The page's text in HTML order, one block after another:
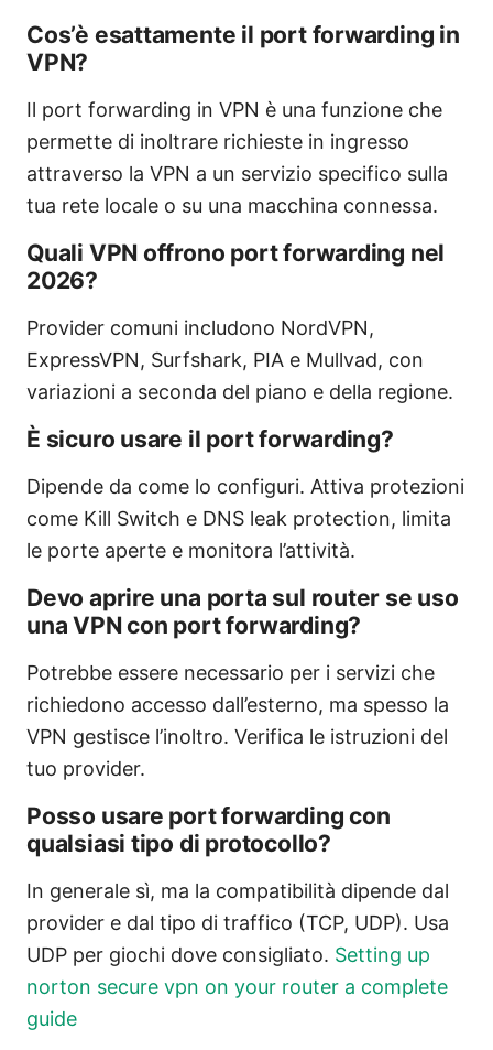
Cos’è esattamente il port forwarding in
VPN?
Il port forwarding in VPN è una funzione che
permette di inoltrare richieste in ingresso
attraverso la VPN a un servizio specifico sulla
tua rete locale o su una macchina connessa.
Quali VPN offrono port forwarding nel
2026?
Provider comuni includono NordVPN,
ExpressVPN, Surfshark, PIA e Mullvad, con
variazioni a seconda del piano e della regione.
È sicuro usare il port forwarding?
Dipende da come lo configuri. Attiva protezioni
come Kill Switch e DNS leak protection, limita
le porte aperte e monitora l’attività.
Devo aprire una porta sul router se uso
una VPN con port forwarding?
Potrebbe essere necessario per i servizi che
richiedono accesso dall’esterno, ma spesso la
VPN gestisce l’inoltro. Verifica le istruzioni del
tuo provider.
Posso usare port forwarding con
qualsiasi tipo di protocollo?
In generale sì, ma la compatibilità dipende dal
provider e dal tipo di traffico (TCP, UDP). Usa
UDP per giochi dove consigliato. Setting up
norton secure vpn on your router a complete
guide